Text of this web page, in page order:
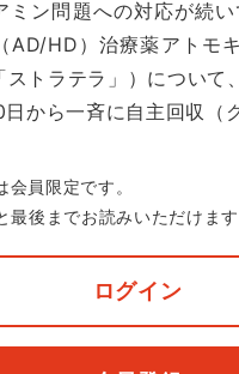
ン問題への対応が続
AD/HD）治療薬アトモ
ストラテラ」）について
から一斉に自主回収（
会員限定です。
最後までお読みいただけます
ログイン